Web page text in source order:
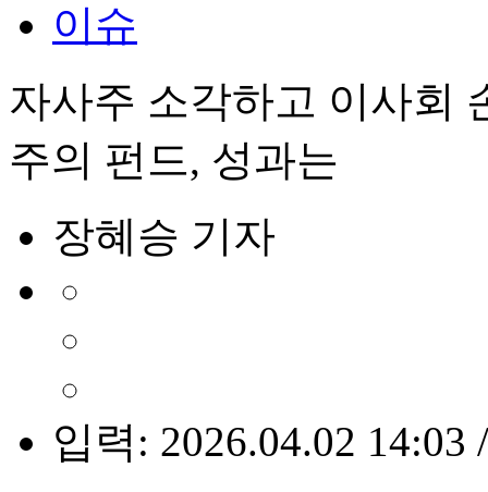
이슈
자사주 소각하고 이사회
주의 펀드, 성과는
장혜승 기자
입력: 2026.04.02 14:03